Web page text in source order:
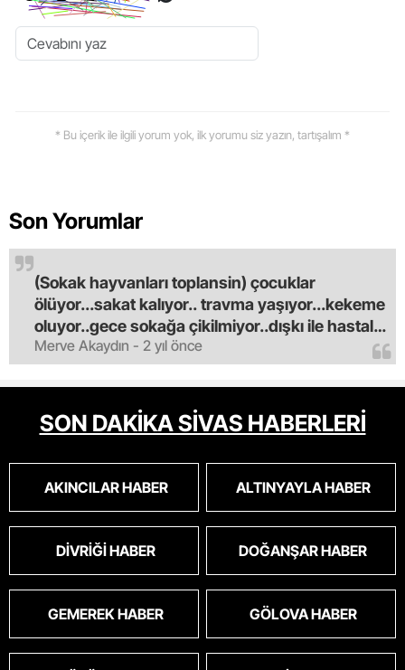
* Bu içerik ile ilgili yorum yok, ilk yorumu siz yazın, tartışalım *
Son Yorumlar
Merve Akaydın - 2 yıl önce
(Sokak hayvanları toplansin) çocuklar
ölüyor...sakat kalıyor.. travma yaşıyor...kekeme
oluyor..gece sokağa çikilmiyor..dışkı ile hastalık
saciyorlar.araba ve taksi olmadan eve
gldemiyoruz.artik bıktık.mama lobisinden para
alan tipler yüzünden bu vahşi hayvanlar
masum algısı yapılıyor.iki gün aç kalsa kendi
cinsini bile öldüren bu kopekler derhal
oldu.korkuyoruz.
SON DAKİKA SİVAS HABERLERİ
AKINCILAR HABER ALTINYAYLA HABER
DIVRIĞI HABER DOĞANŞAR HABER
GEMEREK HABER GÖLOVA HABER